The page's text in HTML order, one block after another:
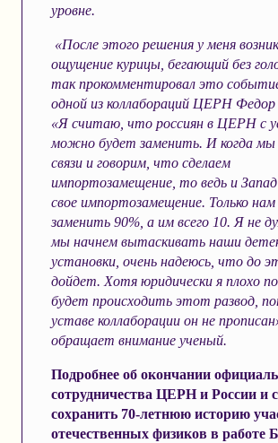
уровне.
«После этого решения у меня
ощущение курицы, бегающий без
такпрокомментировал это
одной из коллабораций ЦЕРН Федор
«Я считаю, что россиян в ЦЕРН с
можно будет заменить. И когда мы
связи и говорим, что сделаем
импортозамещение, то ведь и
свое импортозамещение. Только нам
заменить 90%, а им всего 10. Я не
мы начнем вытаскивать наши
установки, очень надеюсь, что до
дойдет. Хотя юридически я плохо
будет происходить этот развод,
уставе коллаборации он не
обращает внимание ученый.
Подробнее об окончании
сотрудничества ЦЕРН и России и
сохранить 70-летнюю историю
отечественных физиков в работе